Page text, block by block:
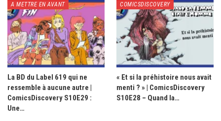
A METTRE EN AVANT
La BD du Label 619 qui ne
ressemble à aucune autre |
ComicsDiscovery S10E29 :
Une…
COMICSDISCOVERY
« Et si la préhistoire nous avait
menti ? » | ComicsDiscovery
S10E28 – Quand la…